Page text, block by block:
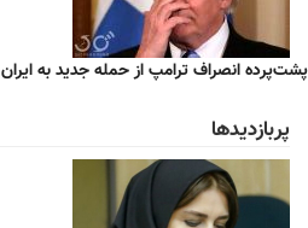
پشت‌پرده انصراف ترامپ از حمله جدید به ایران
پربازدیدها